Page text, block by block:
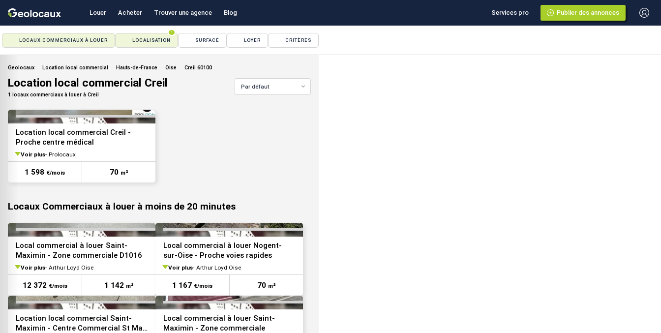
Louer Acheter Trouver une agence Blog Services pro Publier des annonces
LOCAUX COMMERCIAUX À LOUER LOCALISATION
1
SURFACE LOYER CRITÈRES
Geolocaux Location local commercial Hauts-de-France Oise Creil 60100
Location local commercial Creil
1 locaux commerciaux à louer à Creil
Par défaut
VOIR TOUTES LES PHOTOS
Location local commercial Creil -
Proche centre médical
Voir plus Prolocaux
1 598 €/mois 70 m²
Locaux Commerciaux à louer à moins de 20 minutes
VOIR TOUTES LES PHOTOS
Local commercial à louer Saint-
Maximin - Zone commerciale D1016
Voir plus Arthur Loyd Oise
12 372 €/mois 1 142 m²
Local commercial à louer Nogent-
sur-Oise - Proche voies rapides
Voir plus Arthur Loyd Oise
1 167 €/mois 70 m²
VOIR TOUTES LES PHOTOS
Location local commercial Saint-
Maximin - Centre Commercial St Max
VOIR TOUTES LES PHOTOS
Local commercial à louer Saint-
Maximin - Zone commerciale
VOIR TOUTES LES PHOTOS